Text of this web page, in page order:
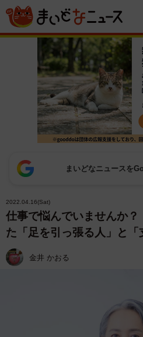
まいどなニュースを
2022.04.16(Sat)
仕事で悩んでいませんか
た「足を引っ張る人」と「
金井 かおる